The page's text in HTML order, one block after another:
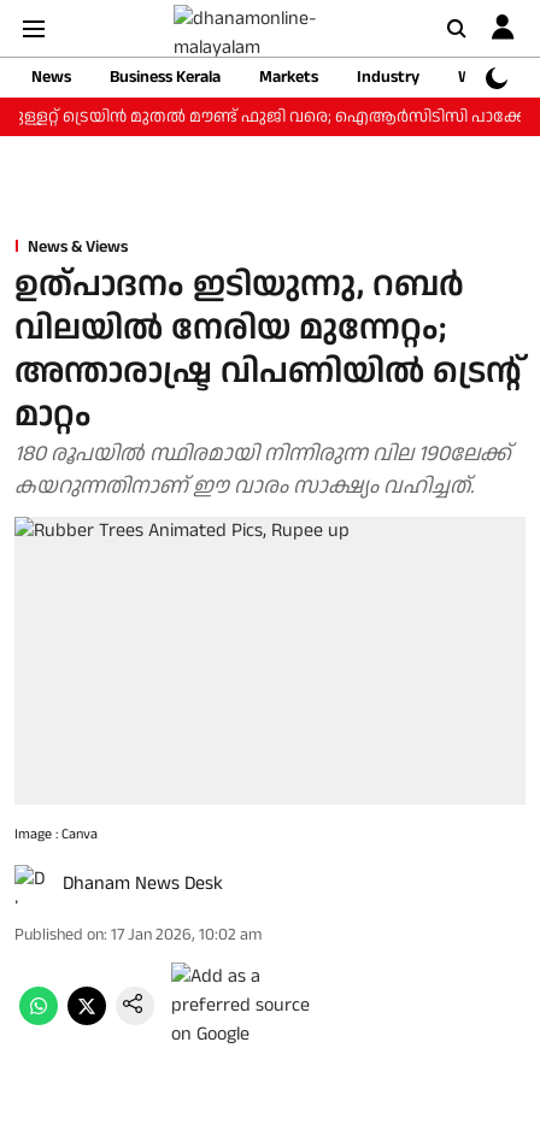
News Business Kerala Markets Industry
Web
ട്രെയിന്‍ മുതല്‍ മൗണ്ട് ഫുജി വരെ; ഐആര്‍സിടിസി പാക്കേജ്
News & Views
ഉത്പാദനം ഇടിയുന്നു, റബര്‍
വിലയില്‍ നേരിയ മുന്നേറ്റം;
അന്താരാഷ്ട്ര വിപണിയില്‍ ട്രെന്റ്
മാറ്റം
180 രൂപയില്‍ സ്ഥിരമായി നിന്നിരുന്ന വില 190ലേക്ക്
കയറുന്നതിനാണ് ഈ വാരം സാക്ഷ്യം വഹിച്ചത്.
Image : Canva
Dhanam News Desk
Published on: 17 Jan 2026, 10:02 am